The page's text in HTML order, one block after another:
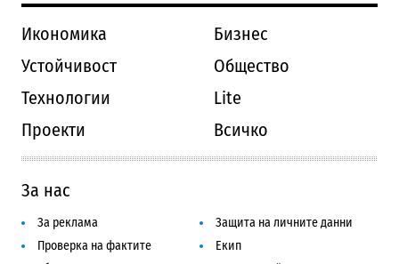
Икономика
Бизнес
Устойчивост
Общество
Технологии
Lite
Проекти
Всичко
За нас
За реклама
Защита на личните данни
Проверка на фактите
Екип